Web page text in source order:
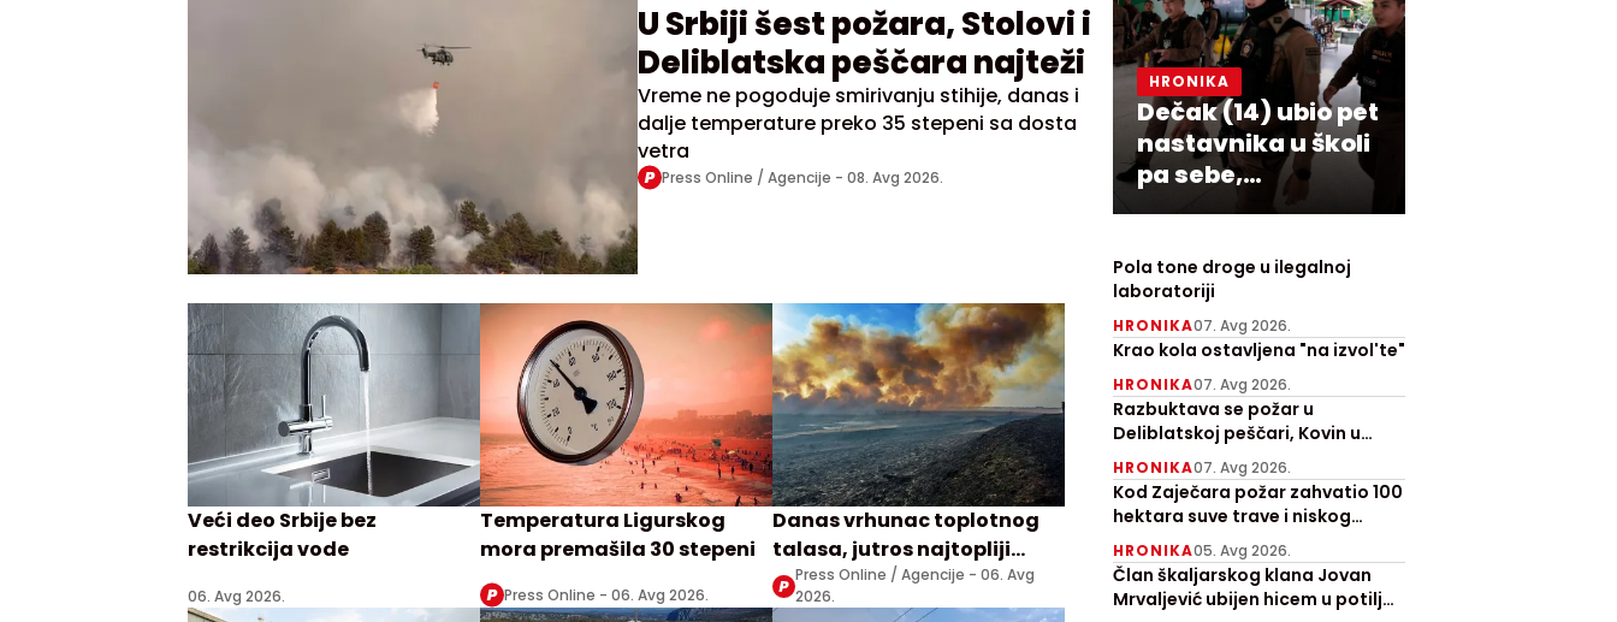
U Srbiji šest požara, Stolovi i
Deliblatska peščara najteži
Vreme ne pogoduje smirivanju stihije, danas i
dalje temperature preko 35 stepeni sa dosta
vetra
Press Online / Agencije - 08. Avg 2026.
Veći deo Srbije bez
restrikcija vode
06. Avg 2026.
Temperatura Ligurskog
mora premašila 30 stepeni
Press Online - 06. Avg 2026.
Danas vrhunac toplotnog
talasa, jutros najtopliji
Zrenjanjin sa 30 stepeni
Press Online / Agencije -06. Avg
2026.
HRONIKA
Dečak (14) ubio pet
nastavnika u školi
pa sebe,
prethodno usmrtio
Pola tone droge u ilegalnoj
laboratoriji
HRONIKA07. Avg 2026.
Krao kola ostavljena "na izvol'te"
HRONIKA07. Avg 2026.
Razbuktava se požar u
Deliblatskoj peščari, Kovin u
pepelu
HRONIKA07. Avg 2026.
Kod Zaječara požar zahvatio 100
hektara suve trave i niskog
rastinja, angažovan "Kamov"
HRONIKA05. Avg 2026.
Član škaljarskog klana Jovan
Mrvaljević ubijen hicem u potiljak